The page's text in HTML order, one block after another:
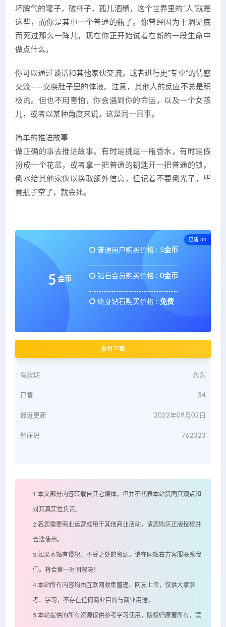
坏脾气的罐子，破杯子，孤儿酒桶，这个世界里的“人”就是
这些，而你是其中一个普通的瓶子。你曾经因为干涸见底
而死过那么一阵儿，现在你正开始试着在新的一段生命中
做点什么。
你可以通过谈话和其他家伙交流，或者进行更“专业”的情感
交流——交换肚子里的体液。注意，其他人的反应不总是积
极的。但也不用害怕，你会遇到你的命运，以及一个女孩
儿，或者以某种角度来说，这是同一回事。
简单的推进故事
做正确的事去推进故事。有时是挑逗一瓶香水，有时是假
扮成一个花盆，或者拿一把普通的钥匙开一把普通的锁。
倒水给其他家伙以换取额外信息，但记着不要倒光了。毕
竟瓶子空了，就会死。
已售 34
5 金币
普通用户购买价格 : 5金币
钻石会员购买价格 : 0金币
终身钻石购买价格 : 免费
支付下载
有效期 永久
已售 34
最近更新 2022年09月02日
解压码 762323
1.本文部分内容转载自其它媒体，但并不代表本站赞同其观点和
对其真实性负责。
2.若您需要商业运营或用于其他商业活动，请您购买正版授权并
合法使用。
3.如果本站有侵犯、不妥之处的资源，请在网站右方客服联系我
们。将会第一时间解决！
4.本站所有内容均由互联网收集整理、网友上传，仅供大家参
考、学习，不存在任何商业目的与商业用途。
5.本站提供的所有资源仅供参考学习使用，版权归原著所有，禁